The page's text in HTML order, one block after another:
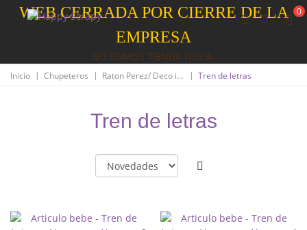
WEB CERRADA POR CIERRE DE LA
EMPRESA
NO SOMOS TIENDA FISICA
0
Inicio | Chupeteros | Raton Perez/ Deco infantil | Tren de letras
Tren de letras